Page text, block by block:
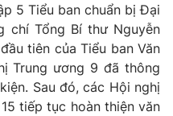
5 Tiểu ban chuẩn bị Đại
chí Tổng Bí thư Nguyễn
tiên của Tiểu ban Văn
Trung ương 9 đã thông
Sau đó, các Hội nghị
15 tiếp tục hoàn thiện văn